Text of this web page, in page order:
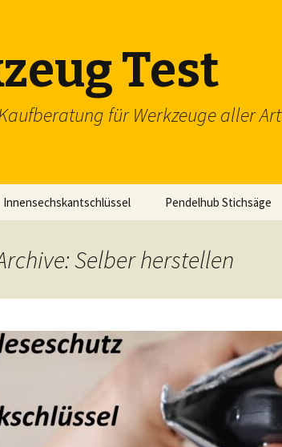
Test
für Werkzeuge aller Art
Innensechskantschlüssel Pendelhub Stichsäge
Selber herstellen